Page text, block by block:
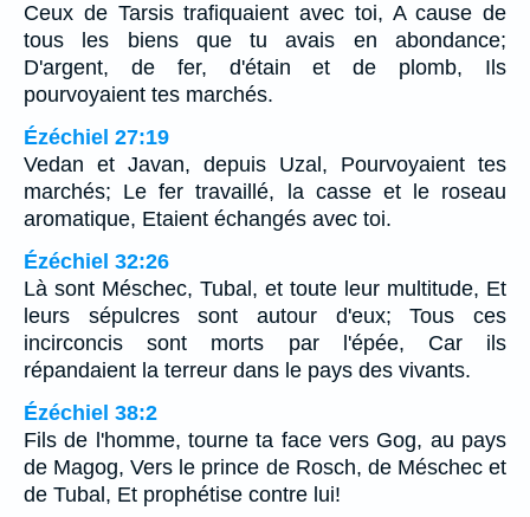
Ceux de Tarsis trafiquaient avec toi, A cause de
tous les biens que tu avais en abondance;
D'argent, de fer, d'étain et de plomb, Ils
pourvoyaient tes marchés.
Ézéchiel 27:19
Vedan et Javan, depuis Uzal, Pourvoyaient tes
marchés; Le fer travaillé, la casse et le roseau
aromatique, Etaient échangés avec toi.
Ézéchiel 32:26
Là sont Méschec, Tubal, et toute leur multitude, Et
leurs sépulcres sont autour d'eux; Tous ces
incirconcis sont morts par l'épée, Car ils
répandaient la terreur dans le pays des vivants.
Ézéchiel 38:2
Fils de l'homme, tourne ta face vers Gog, au pays
de Magog, Vers le prince de Rosch, de Méschec et
de Tubal, Et prophétise contre lui!